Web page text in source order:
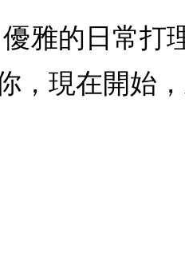
雅的日常打
，現在開始